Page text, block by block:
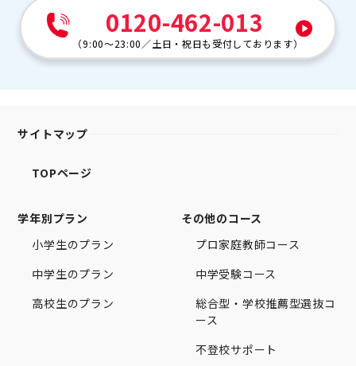
0120-462-013
（9:00～23:00 ／土日・祝日も受付しております）
サイトマップ
TOPページ
学年別プラン
小学生のプラン
中学生のプラン
高校生のプラン
その他のコース
プロ家庭教師コース
中学受験コース
総合型・学校推薦型選抜コ
ース
不登校サポート